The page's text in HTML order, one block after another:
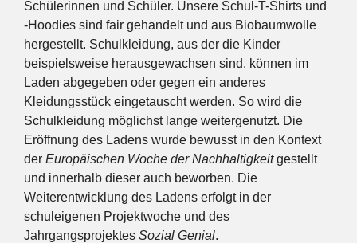
Schülerinnen und Schüler. Unsere Schul-T-Shirts und
-Hoodies sind fair gehandelt und aus Biobaumwolle
hergestellt. Schulkleidung, aus der die Kinder
beispielsweise herausgewachsen sind, können im
Laden abgegeben oder gegen ein anderes
Kleidungsstück eingetauscht werden. So wird die
Schulkleidung möglichst lange weitergenutzt. Die
Eröffnung des Ladens wurde bewusst in den Kontext
der Europäischen Woche der Nachhaltigkeitgestellt
und innerhalb dieser auch beworben. Die
Weiterentwicklung des Ladens erfolgt in der
schuleigenen Projektwoche und des
Jahrgangsprojektes Sozial Genial.